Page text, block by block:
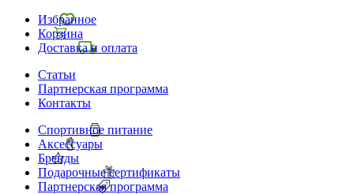
Избранное
Корзина
Доставка и оплата
Статьи
Партнерская программа
Контакты
Спортивное питание
Аксессуары
Бренды
Подарочные сертификаты
Партнерская программа